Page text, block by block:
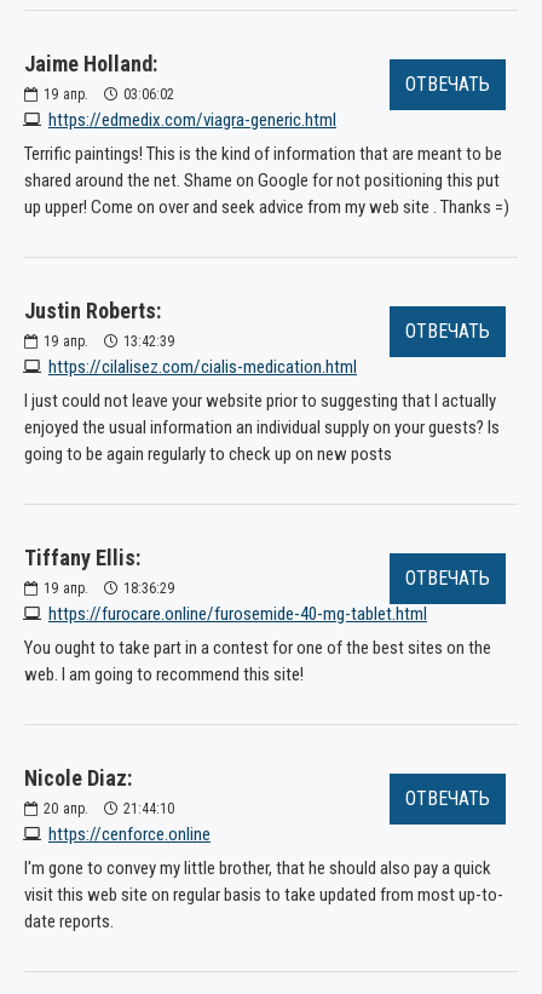
Jaime Holland:
19 апр. 03:06:02
https://edmedix.com/viagra-generic.html
ОТВЕЧАТЬ
Terrific paintings! This is the kind of information that are meant to be
shared around the net. Shame on Google for not positioning this put
up upper! Come on over and seek advice from my web site . Thanks =)
Justin Roberts:
19 апр. 13:42:39
https://cilalisez.com/cialis-medication.html
ОТВЕЧАТЬ
I just could not leave your website prior to suggesting that I actually
enjoyed the usual information an individual supply on your guests? Is
going to be again regularly to check up on new posts
Tiffany Ellis:
19 апр. 18:36:29
https://furocare.online/furosemide-40-mg-tablet.html
ОТВЕЧАТЬ
You ought to take part in a contest for one of the best sites on the
web. I am going to recommend this site!
Nicole Diaz:
20 апр. 21:44:10
https://cenforce.online
ОТВЕЧАТЬ
I'm gone to convey my little brother, that he should also pay a quick
visit this web site on regular basis to take updated from most up-to-
date reports.